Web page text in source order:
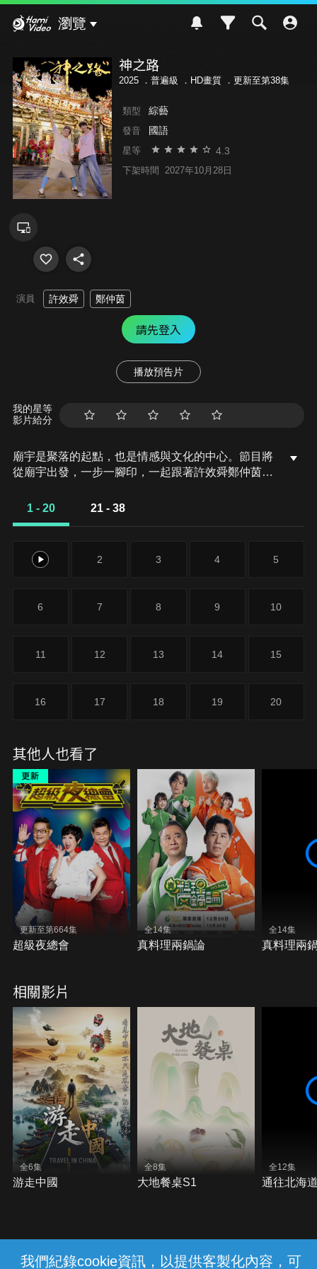
我們紀錄cookie資訊，以提供客製化內容，可
瀏覽
神之路
2025 ． 普遍級 ．HD畫質 ．更新至第38集
類型 綜藝
發音 國語
星等 4.3
下架時間 2027年10月28日
演員 許效舜 鄭仲茵
請先登入
播放預告片
我的星等
影片給分
廟宇是聚落的起點，也是情感與文化的中心。節目將
從廟宇出發，一步一腳印，一起跟著許效舜鄭仲茵，
與神明相遇的動人故事。
1 - 20 21 - 38
1 2 3 4 5
6 7 8 9 10
11 12 13 14 15
16 17 18 19 20
其他人也看了
更新至第664集
超級夜總會
全14集
真料理兩鍋論
全14集
真料理兩
相關影片
全6集
游走中國
全8集
大地餐桌S1
全12集
通往北海
{{notifyMsg}}